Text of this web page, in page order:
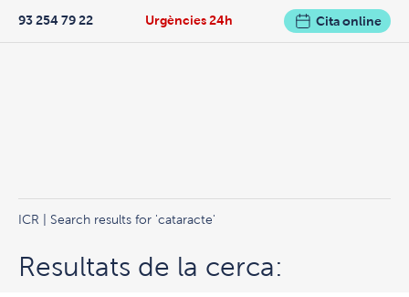
Urgències 24h
93 254 79 22 Cita online
ICR Search results for 'cataracte'
Resultats de la cerca: